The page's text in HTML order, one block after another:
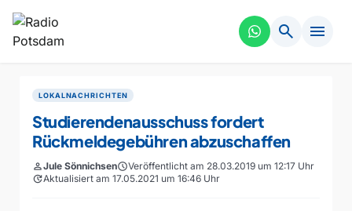
search menu
LOKALNACHRICHTEN
Studierendenausschuss fordert
Rückmeldegebühren abzuschaffen
personJule SönnichsenscheduleVeröffentlicht am 28.03.2019 um 12:17 Uhr
updateAktualisiert am 17.05.2021 um 16:46 Uhr